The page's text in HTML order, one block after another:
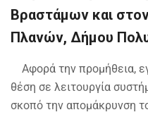
Βραστάμων και
Πλανών, Δήμου
Αφορά την προμήθεια,
θέση σε λειτουργία
σκοπό την απομάκρυνση